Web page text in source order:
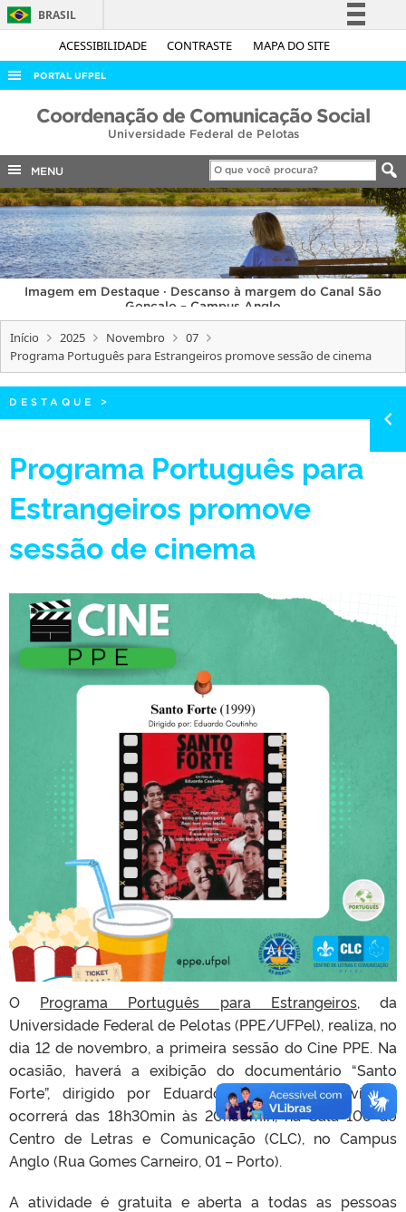
ACESSIBILIDADE CONTRASTE MAPA DO SITE
BRASIL
Simplifique!
Acesso à informação
Legislação
Canais
PORTAL UFPEL
ACESSO À INFORMAÇÃO
COBALTO
CONCURSOS
EDITAIS
INTERNACIONAL
OUVIDORIA
PORTARIAS
TELEFONES
Coordenação de Comunicação Social
Universidade Federal de Pelotas
MENU
Imagem em Destaque · Descanso à margem do Canal São
Gonçalo – Campus Anglo
Início 2025 Novembro
07
Programa Português para Estrangeiros promove sessão de cinema
DESTAQUE >
Programa Português para
Estrangeiros promove
sessão de cinema
O Programa Português para Estrangeiros, da
Universidade Federal de Pelotas (PPE/UFPel), realiza, no
dia 12 de novembro, a primeira sessão do Cine PPE. Na
ocasião, haverá a exibição do documentário “Santo
Forte”, dirigido por Eduardo Coutinho. A atividade
ocorrerá das 18h30min às 20h30min, na Sala 106 do
Centro de Letras e Comunicação (CLC), no Campus
Anglo (Rua Gomes Carneiro, 01 – Porto).
A atividade é gratuita e aberta a todas as pessoas